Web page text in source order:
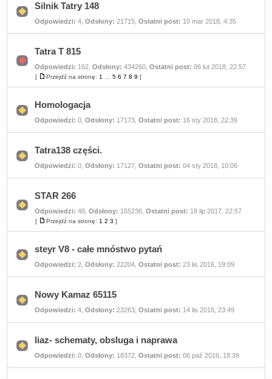
Nie
nieprzeczytanych
Silnik Tatry 148
Odpowiedzi: 4 ,Odsłony: 21715 ,Ostatni post: 10 mar 2018, 4:35
Nie
ma
postów
Tatra T 815
Odpowiedzi: 162 ,Odsłony: 434260 ,Ostatni post: 06 lut 2018, 22:57
[
Przejdź
na
Przejdź na stronę: 1 …5 6 7 8 9 ]
Nie
nieprzeczytanych
Homologacja
Odpowiedzi: 0 ,Odsłony: 17173 ,Ostatni post: 16 sty 2018, 22:39
Nie
nieprzeczytanych
Tatra138 części.
Odpowiedzi: 0 ,Odsłony: 17127 ,Ostatni post: 04 sty 2018, 10:06
Nie
ma
postów
STAR 266
Odpowiedzi: 48 ,Odsłony: 155236 ,Ostatni post: 18 lip 2017, 22:57
[
Przejdź
na
Przejdź na stronę: 1 2 3 ]
Nie
nieprzeczytanych
steyr V8 - całe mnóstwo pytań
Odpowiedzi: 2 ,Odsłony: 22204 ,Ostatni post: 23 lis 2016, 19:09
Nie
nieprzeczytanych
Nowy Kamaz 65115
Odpowiedzi: 4 ,Odsłony: 23263 ,Ostatni post: 14 lis 2016, 23:49
Nie
nieprzeczytanych
liaz- schematy, obsluga i naprawa
Odpowiedzi: 0 ,Odsłony: 18372 ,Ostatni post: 06 paź 2016, 18:39